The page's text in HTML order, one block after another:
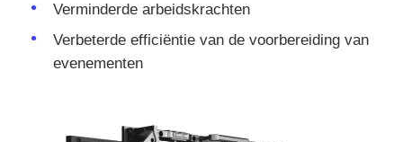
Verminderde arbeidskrachten
Verbeterde efficiëntie van de voorbereiding van
evenementen